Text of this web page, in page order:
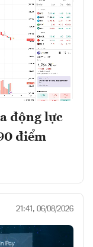
động lực
điểm
21:41, 06/08/2026